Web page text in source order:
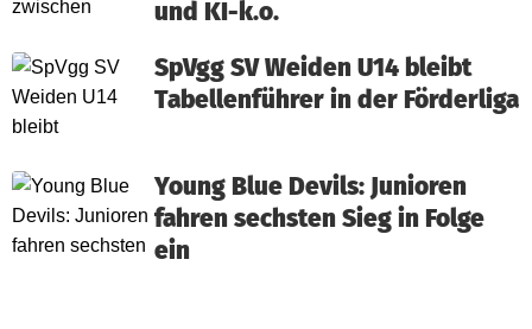
und KI-k.o.
SpVgg SV Weiden U14 bleibt
Tabellenführer in der Förderliga
Young Blue Devils: Junioren
fahren sechsten Sieg in Folge
ein